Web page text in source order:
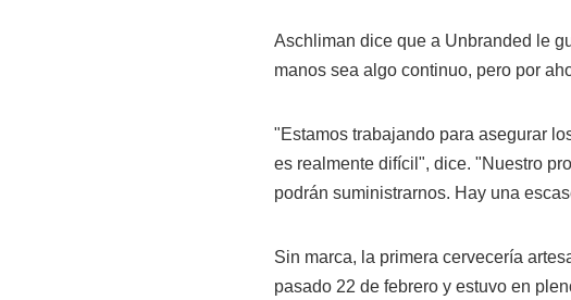
Aschliman dice que a Unbranded le
manos sea algo continuo, pero por
"Estamos trabajando para asegurar
es realmente difícil", dice. "Nuestro
podrán suministrarnos. Hay una
Sin marca, la primera cervecería
pasado 22 de febrero y estuvo en